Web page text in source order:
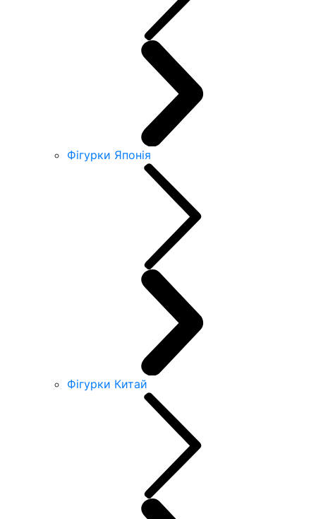
Фігурки Японія
Фігурки Китай